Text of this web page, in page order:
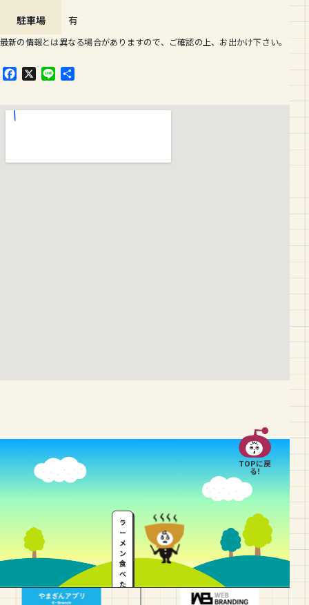
駐車場 有
最新の情報とは異なる場合がありますので、ご確認の上、お出かけ下さい。
F
e
X
L
e
TOPに戻
る!
ラ
ー
メ
ン
食
べ
た